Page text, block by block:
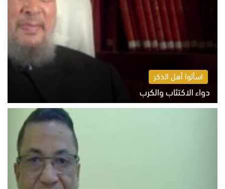
اسألوا أهل الذكر
دواء الاكتئاب والكرب
السبت 8 أغسطس 2026 10:54 ص